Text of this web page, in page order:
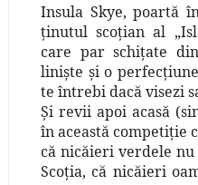
Insula Skye, poartă
ţinutul scoţian al
care par schiţate
linişte şi o
te întrebi dacă visezi
Şi revii apoi acasă
în această competiţie
că nicăieri verdele
Scoţia, că nicăieri